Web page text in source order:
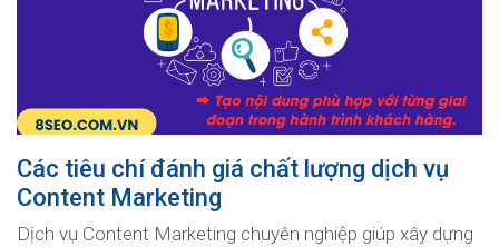
Các tiêu chí đánh giá chất lượng dịch vụ
Content Marketing
Dịch vụ Content Marketing chuyên nghiệp giúp xây dựng